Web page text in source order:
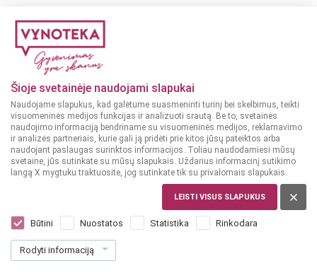
Šioje svetainėje naudojami slapukai
Naudojame slapukus, kad galėtume suasmeninti turinį bei skelbimus, teikti
visuomeninės medijos funkcijas ir analizuoti srautą. Be to, svetainės
naudojimo informaciją bendriname su visuomeninės medijos, reklamavimo
ir analizės partneriais, kurie gali ją pridėti prie kitos jūsų pateiktos arba
naudojant paslaugas surinktos informacijos. Toliau naudodamiesi mūsų
svetaine, jūs sutinkate su mūsų slapukais. Uždarius informacinį sutikimo
langą X mygtuku traktuosite, jog sutinkate tik su privalomais slapukais.
LEISTI VISUS SLAPUKUS
Būtini Nuostatos Statistika Rinkodara
Rodyti informaciją
Dar nėra balsų, galite įvertinti
229€ 4.58 € / L